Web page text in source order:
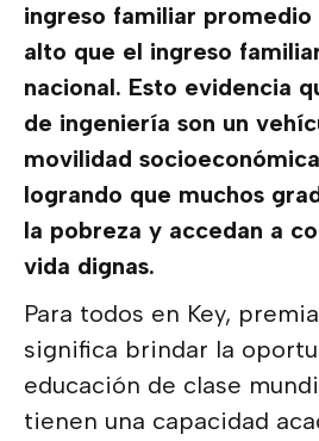
ingreso familiar promedio
alto que el ingreso
nacional. Esto evidencia
de ingeniería son un
movilidad
logrando que muchos
la pobreza y accedan a
vida dignas.
Para todos en Key,
significa brindar la
educación de clase
tienen una capacidad